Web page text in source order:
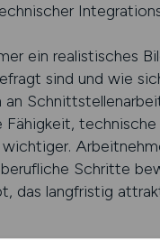
ein realistisches
sind und wie
Schritte
das langfristig